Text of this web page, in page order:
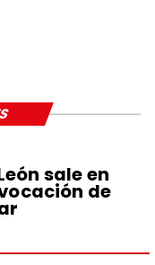
sale en
de